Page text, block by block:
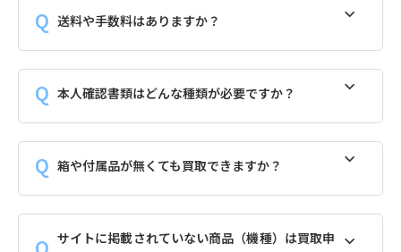
送料や手数料はありますか？
本人確認書類はどんな種類が必要ですか？
箱や付属品が無くても買取できますか？
サイトに掲載されていない商品（機種）は買取申